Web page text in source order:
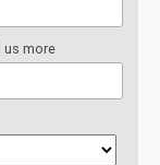
us more